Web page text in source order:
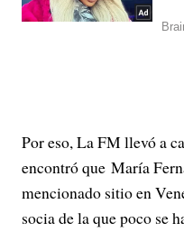
Por eso, La FM llevó a
encontró que María
mencionado sitio en
socia de la que poco se